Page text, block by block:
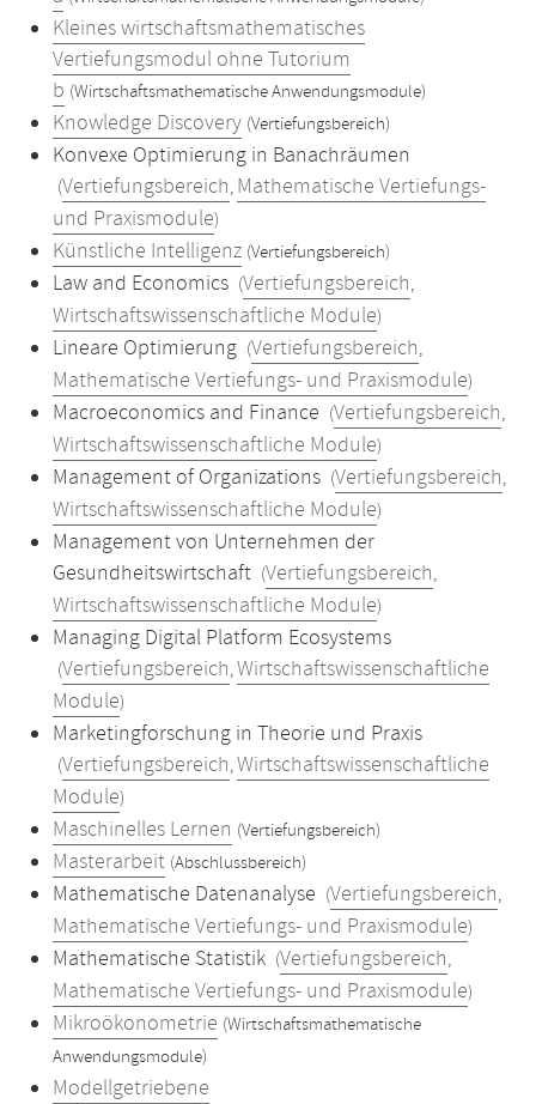
Kleines wirtschaftsmathematisches
Vertiefungsmodul ohne Tutorium
b (Wirtschaftsmathematische Anwendungsmodule)
Knowledge Discovery (Vertiefungsbereich)
Konvexe Optimierung in Banachräumen
(Vertiefungsbereich, Mathematische Vertiefungs-
und Praxismodule)
Künstliche Intelligenz (Vertiefungsbereich)
Law and Economics (Vertiefungsbereich,
Wirtschaftswissenschaftliche Module)
Lineare Optimierung (Vertiefungsbereich,
Mathematische Vertiefungs- und Praxismodule)
Macroeconomics and Finance (Vertiefungsbereich,
Wirtschaftswissenschaftliche Module)
Management of Organizations (Vertiefungsbereich,
Wirtschaftswissenschaftliche Module)
Management von Unternehmen der
Gesundheitswirtschaft (Vertiefungsbereich,
Wirtschaftswissenschaftliche Module)
Managing Digital Platform Ecosystems
(Vertiefungsbereich,Wirtschaftswissenschaftliche
Module)
Marketingforschung in Theorie und Praxis
(Vertiefungsbereich,Wirtschaftswissenschaftliche
Module)
Maschinelles Lernen (Vertiefungsbereich)
Masterarbeit (Abschlussbereich)
Mathematische Datenanalyse (Vertiefungsbereich,
Mathematische Vertiefungs- und Praxismodule)
Mathematische Statistik (Vertiefungsbereich,
Mathematische Vertiefungs- und Praxismodule)
Mikroökonometrie (Wirtschaftsmathematische
Anwendungsmodule)
Modellgetriebene